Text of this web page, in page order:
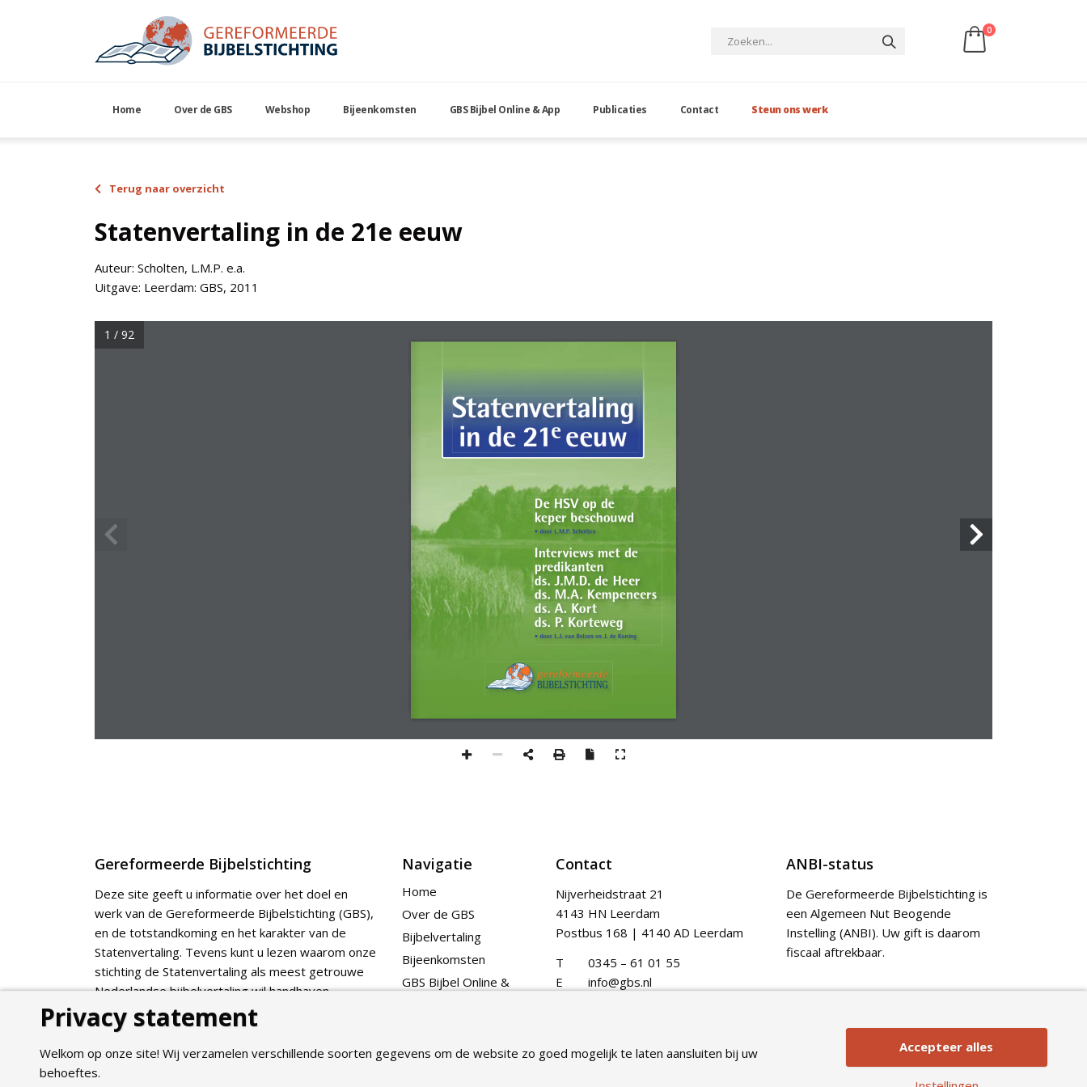
0
Home Over de GBS Webshop Bijeenkomsten GBS Bijbel Online & App Publicaties Contact Steun ons werk
Terug naar overzicht
Statenvertaling in de 21e eeuw
Auteur: Scholten, L.M.P. e.a.
Uitgave: Leerdam: GBS, 2011
1 / 92
Gereformeerde Bijbelstichting
Deze site geeft u informatie over het doel en
werk van de Gereformeerde Bijbelstichting (GBS),
en de totstandkoming en het karakter van de
Statenvertaling. Tevens kunt u lezen waarom onze
stichting de Statenvertaling als meest getrouwe
Nederlandse bijbelvertaling wil handhaven.
Webshop
Navigatie
Home
Over de GBS
Bijbelvertaling
Bijeenkomsten
GBS Bijbel Online &
Contact
Nijverheidstraat 21
4143 HN Leerdam
Postbus 168 | 4140 AD Leerdam
T
0345 – 61 01 55
E
info@gbs.nl
ANBI-status
De Gereformeerde Bijbelstichting is
een Algemeen Nut Beogende
Instelling (ANBI). Uw gift is daarom
fiscaal aftrekbaar.
Privacy statement
Welkom op onze site! Wij verzamelen verschillende soorten gegevens om de website zo goed mogelijk te laten aansluiten bij uw
behoeftes.
Accepteer alles